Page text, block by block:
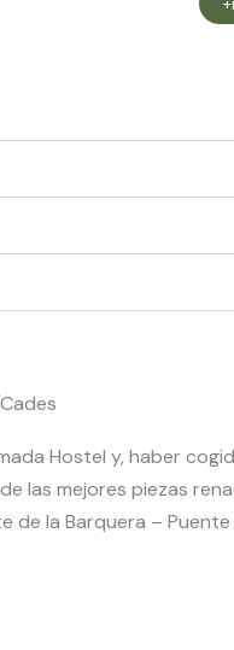
Hostel y, haber
las mejores piezas
de la Barquera –